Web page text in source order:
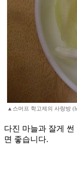
▲스머프 학고제의 사랑방
다진 마늘과 잘게
면 좋습니다.